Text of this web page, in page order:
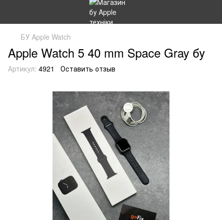
БУ Apple Watch
Apple Watch 5 40 mm Space Gray бу
Артикул: 4921 Оставить отзыв